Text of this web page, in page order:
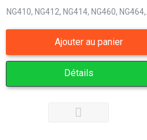
NG410, NG412, NG414, NG460, NG464,...
Ajouter au panier
Détails